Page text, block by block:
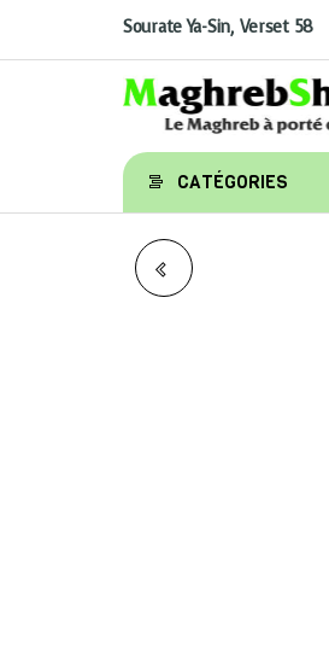
Sourate Ya-Sin, Verset 58
Maghrebshop
Le
Maghreb
à porter
de clics
CATÉGORIES